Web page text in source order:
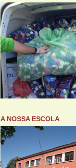
A NOSSA ESCOLA